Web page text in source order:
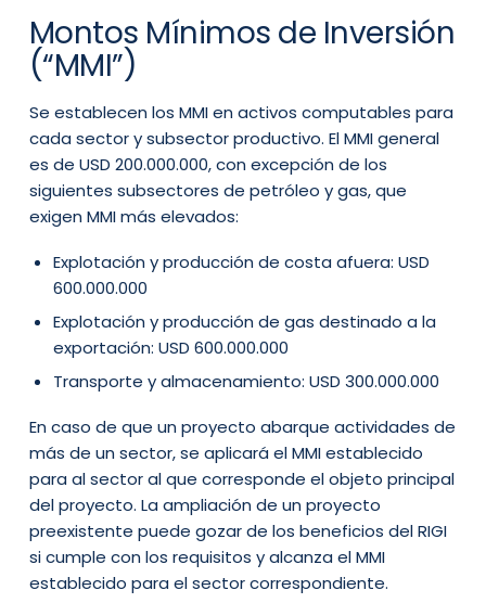
Montos Mínimos de Inversión
(“MMI”)
Se establecen los MMI en activos computables para
cada sector y subsector productivo. El MMI general
es de USD 200.000.000, con excepción de los
siguientes subsectores de petróleo y gas, que
exigen MMI más elevados:
Explotación y producción de costa afuera: USD
600.000.000
Explotación y producción de gas destinado a la
exportación: USD 600.000.000
Transporte y almacenamiento: USD 300.000.000
En caso de que un proyecto abarque actividades de
más de un sector, se aplicará el MMI establecido
para al sector al que corresponde el objeto principal
del proyecto. La ampliación de un proyecto
preexistente puede gozar de los beneficios del RIGI
si cumple con los requisitos y alcanza el MMI
establecido para el sector correspondiente.